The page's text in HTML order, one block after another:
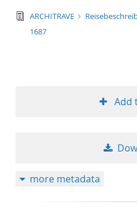
text/
ARCHITRAVE
1687
Add
more metadata